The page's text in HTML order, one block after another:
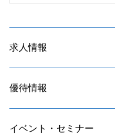
求人情報
優待情報
イベント・セミナー